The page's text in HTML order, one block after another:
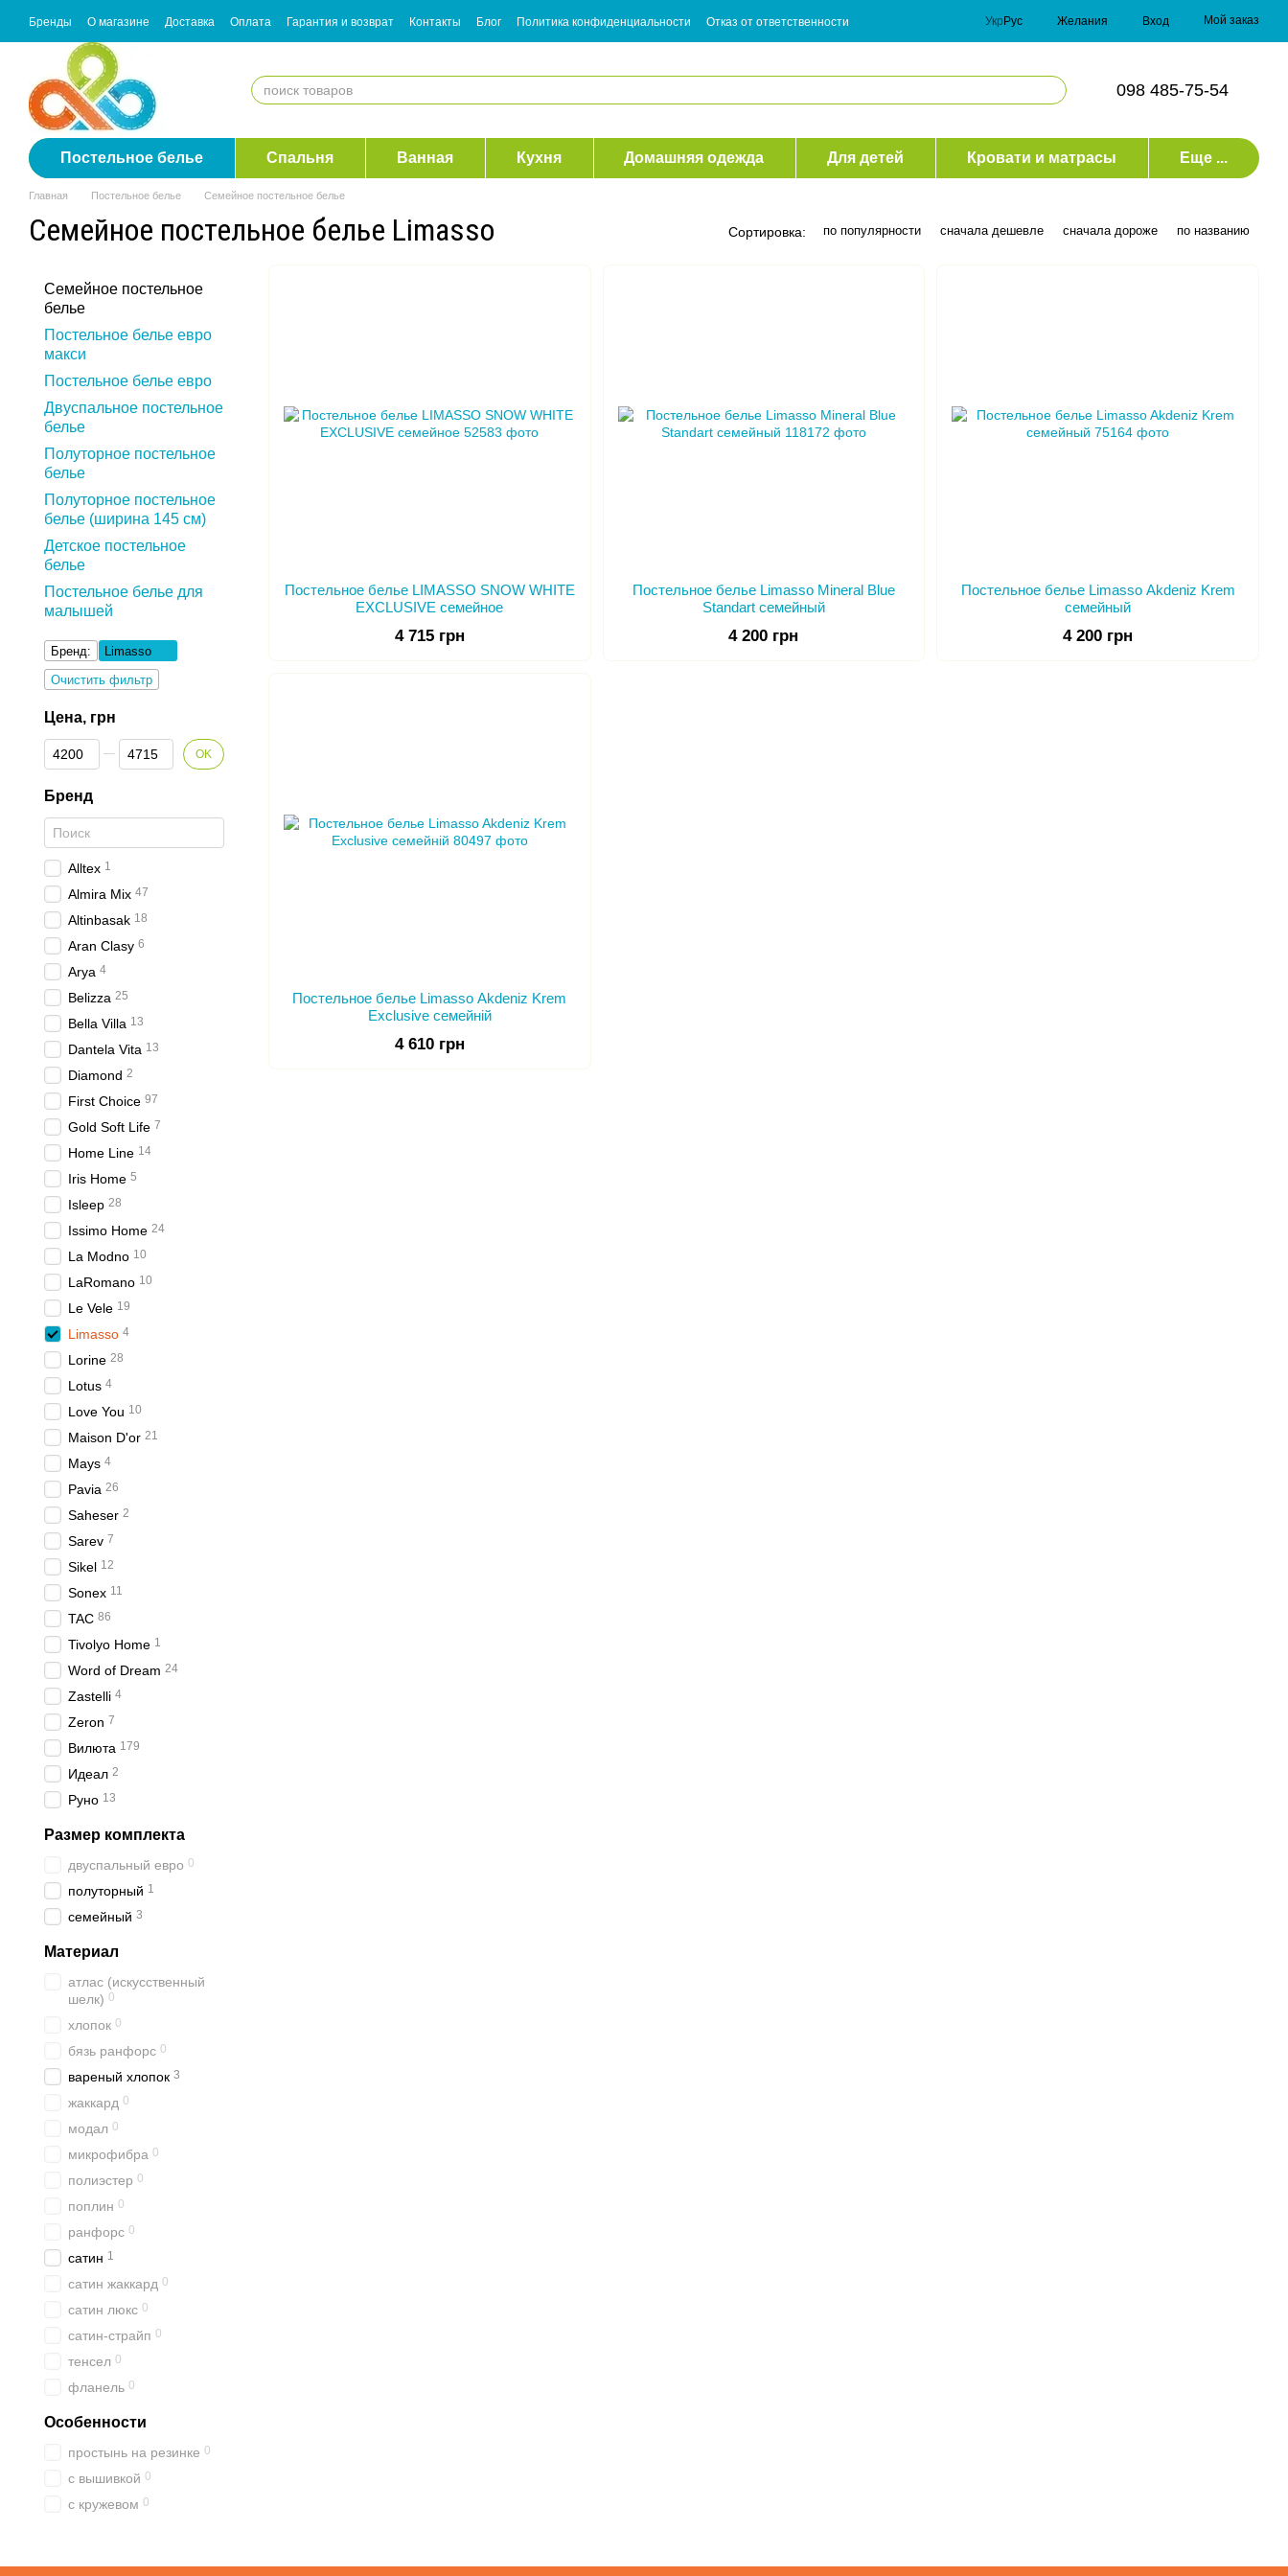
Перейти к основному контенту
Бренды О магазине Доставка Оплата Гарантия и возврат Контакты Блог Политика конфиденциальности
Отказ от ответственности
Согласие с рассылкой
Укр Рус Желания Вход Мой заказ
098 485-75-54
Постельное белье Спальня Ванная Кухня Домашняя одежда Для детей Кровати и матрасы Еще ...
Главная Постельное белье Семейное постельное белье
Семейное постельное белье Limasso Сортировка: по популярности сначала дешевле сначала дороже по названию
Постельное белье LIMASSO SNOW WHITE
EXCLUSIVE семейное
4 715 грн
Постельное белье Limasso Mineral Blue
Standart семейный
4 200 грн
Постельное белье Limasso Akdeniz Krem
семейный
4 200 грн
Постельное белье Limasso Akdeniz Krem
Exclusive семейній
4 610 грн
Семейное постельное
белье
Постельное белье евро
макси
Постельное белье евро
Двуспальное постельное
белье
Полуторное постельное
белье
Полуторное постельное
белье (ширина 145 см)
Детское постельное
белье
Постельное белье для
малышей
Бренд:
Limasso
Очистить фильтр
Цена, грн
От Цена, грн
До Цена, грн OK
Бренд
Alltex 1
Almira Mix 47
Altinbasak 18
Aran Clasy 6
Arya 4
Belizza 25
Bella Villa 13
Dantela Vita 13
Diamond 2
First Choice 97
Gold Soft Life 7
Home Line 14
Iris Home 5
Isleep 28
Issimo Home 24
La Modno 10
LaRomano 10
Le Vele 19
Limasso 4
Lorine 28
Lotus 4
Love You 10
Maison D'or 21
Mays 4
Pavia 26
Saheser 2
Sarev 7
Sikel 12
Sonex 11
TAC 86
Tivolyo Home 1
Word of Dream 24
Zastelli 4
Zeron 7
Вилюта 179
Идеал 2
Руно 13
Размер комплекта
двуспальный евро 0
полуторный 1
семейный 3
Материал
атлас (искусственный
шелк) 0
хлопок 0
бязь ранфорс 0
вареный хлопок 3
жаккард 0
модал 0
микрофибра 0
полиэстер 0
поплин 0
ранфорс 0
сатин 1
сатин жаккард 0
сатин люкс 0
сатин-страйп 0
тенсел 0
фланель 0
Особенности
простынь на резинке 0
с вышивкой 0
с кружевом 0